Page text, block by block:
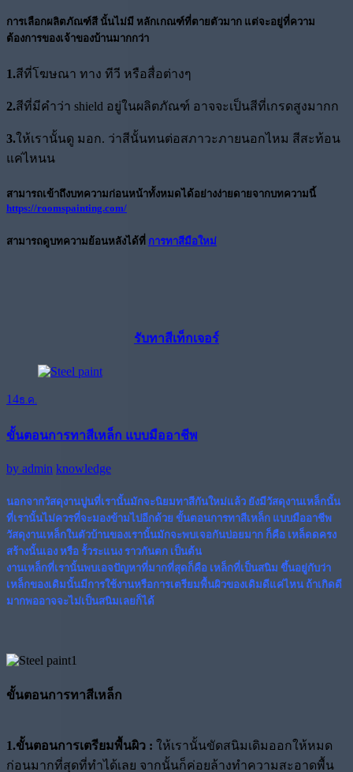
การเลือกผลิตภัณฑ์สี นั้นไม่มี หลักเกณฑ์ที่ตายตัวมาก แต่จะอยู่ที่ความ
ต้องการของเจ้าของบ้านมากกว่า
1.สีที่โฆษณา ทาง ทีวี หรือสื่อต่างๆ
2.สีที่มีคำว่า shield อยู่ในผลิตภัณฑ์ อาจจะเป็นสีที่เกรดสูงมากก
3.ให้เรานั้นดู มอก. ว่าสีนั้นทนต่อสภาวะภายนอกไหม สีสะท้อน
แค่ไหนน
สามารถเข้าถึงบทความก่อนหน้าทั้งหมดได้อย่างง่ายดายจากบทความนี้
https://roomspainting.com/
สามารถดูบทความย้อนหลังได้ที่ การทาสีมือใหม่
รับทาสีเท็กเจอร์
14ธ.ค.
ขั้นตอนการทาสีเหล็ก แบบมืออาชีพ
by admin knowledge
นอกจากวัสดุงานปูนที่เรานั้นมักจะนิยมทาสีกันใหม่แล้ว ยังมีวัสดุงานเหล็กนั้น
ที่เรานั้นไม่ควรที่จะมองข้ามไปอีกด้วย ขั้นตอนการทาสีเหล็ก แบบมืออาชีพ
วัสดุงานเหล็กในตัวบ้านของเรานั้นมักจะพบเจอกันบ่อยมาก ก็คือ เหล็ดดครง
สร้างนั้นเอง หรือ รั้วระแนง ราวกันตก เป็นต้น
งานเหล็กที่เรานั้นพบเอจปัญหาที่มากที่สุดก็คือ เหล็กที่เป็นสนิม ขึ้นอยู่กับว่า
เหล็กของเดิมนั้นมีการใช้งานหรือการเตรียมพื้นผิวของเดิมดีแค่ไหน ถ้าเกิดดี
มากพออาจจะไม่เป็นสนิมเลยก็ได้
ขั้นตอนการทาสีเหล็ก
1.ขั้นตอนการเตรียมพื้นผิว : ให้เรานั้นขัดสนิมเดิมออกให้หมด
ก่อนมากที่สุดที่ทำได้เลย จากนั้นก็ค่อยล้างทำความสะอาดพื้น